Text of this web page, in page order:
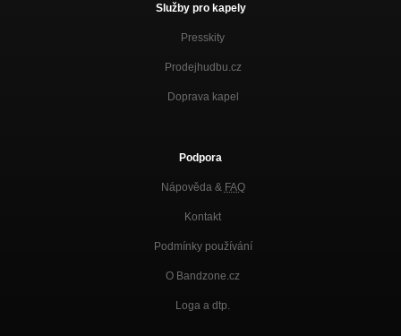
Služby pro kapely
Presskity
Prodejhudbu.cz
Doprava kapel
Podpora
Nápověda & FAQ
Kontakt
Podmínky používání
O Bandzone.cz
Loga a dtp.